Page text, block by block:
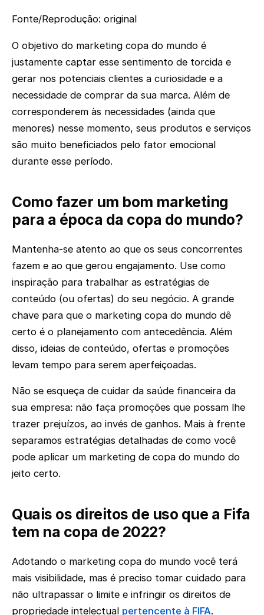
Fonte/Reprodução: original
O objetivo do marketing copa do mundo é
justamente captar esse sentimento de torcida e
gerar nos potenciais clientes a curiosidade e a
necessidade de comprar da sua marca. Além de
corresponderem às necessidades (ainda que
menores) nesse momento, seus produtos e serviços
são muito beneficiados pelo fator emocional
durante esse período.
Como fazer um bom marketing
para a época da copa do mundo?
Mantenha-se atento ao que os seus concorrentes
fazem e ao que gerou engajamento. Use como
inspiração para trabalhar as estratégias de
conteúdo (ou ofertas) do seu negócio. A grande
chave para que o marketing copa do mundo dê
certo é o planejamento com antecedência. Além
disso, ideias de conteúdo, ofertas e promoções
levam tempo para serem aperfeiçoadas.
Não se esqueça de cuidar da saúde financeira da
sua empresa: não faça promoções que possam lhe
trazer prejuízos, ao invés de ganhos. Mais à frente
separamos estratégias detalhadas de como você
pode aplicar um marketing de copa do mundo do
jeito certo.
Quais os direitos de uso que a Fifa
tem na copa de 2022?
Adotando o marketing copa do mundo você terá
mais visibilidade, mas é preciso tomar cuidado para
não ultrapassar o limite e infringir os direitos de
propriedade intelectual pertencente à FIFA.